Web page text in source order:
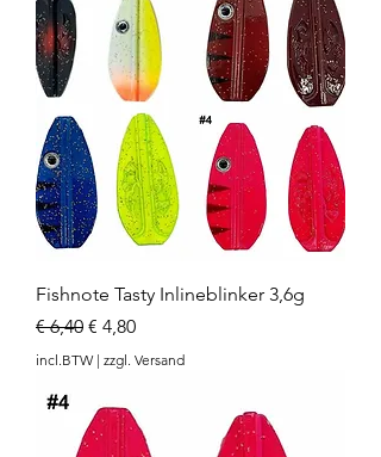
Fishnote Tasty Inlineblinker 3,6g
Normale prijs
€ 6,40 Verkoopprijs
€ 4,80
incl.BTW | zzgl. Versand